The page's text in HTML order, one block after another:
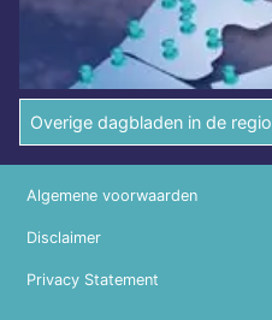
Overige dagbladen in de regio
Algemene voorwaarden
Disclaimer
Privacy Statement